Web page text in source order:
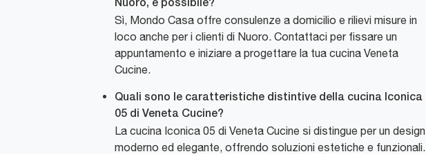
Nuoro, è possibile?
Sì, Mondo Casa offre consulenze a domicilio e rilievi misure in
loco anche per i clienti di Nuoro. Contattaci per fissare un
appuntamento e iniziare a progettare la tua cucina Veneta
Cucine.
Quali sono le caratteristiche distintive della cucina Iconica
05 di Veneta Cucine?
La cucina Iconica 05 di Veneta Cucine si distingue per un design
moderno ed elegante, offrendo soluzioni estetiche e funzionali.